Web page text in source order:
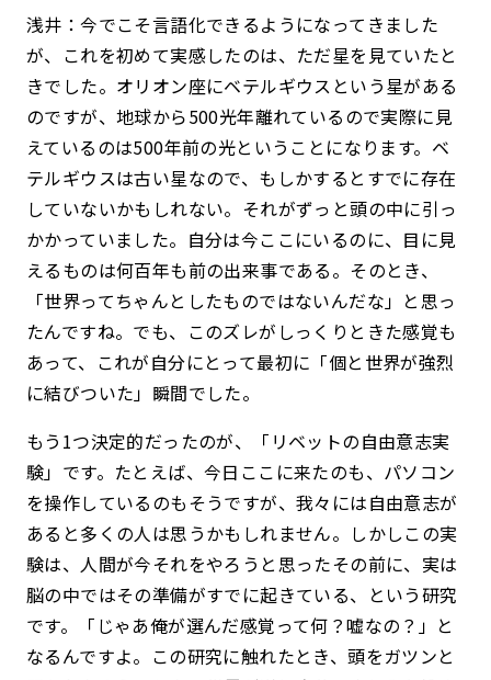
浅井：今でこそ言語化できるようになってきました
が、これを初めて実感したのは、ただ星を見ていたと
きでした。オリオン座にベテルギウスという星がある
のですが、地球から500光年離れているので実際に見
えているのは500年前の光ということになります。ベ
テルギウスは古い星なので、もしかするとすでに存在
していないかもしれない。それがずっと頭の中に引っ
かかっていました。自分は今ここにいるのに、目に見
えるものは何百年も前の出来事である。そのとき、
「世界ってちゃんとしたものではないんだな」と思っ
たんですね。でも、このズレがしっくりときた感覚も
あって、これが自分にとって最初に「個と世界が強烈
に結びついた」瞬間でした。
もう1つ決定的だったのが、「リベットの自由意志実
験」です。たとえば、今日ここに来たのも、パソコン
を操作しているのもそうですが、我々には自由意志が
あると多くの人は思うかもしれません。しかしこの実
験は、人間が今それをやろうと思ったその前に、実は
脳の中ではその準備がすでに起きている、という研究
です。「じゃあ俺が選んだ感覚って何？嘘なの？」と
なるんですよ。この研究に触れたとき、頭をガツンと